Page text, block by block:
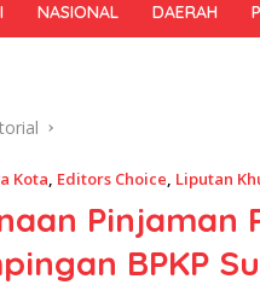
NASIONAL DAERAH
Kota Editors Choice Liputan
Pinjaman
BPKP